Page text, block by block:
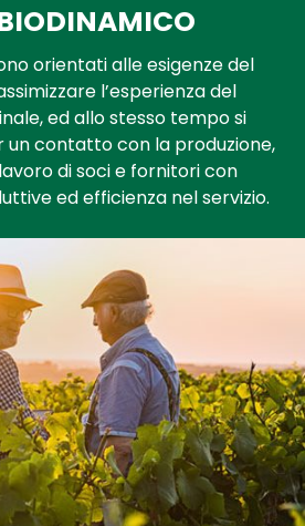
orientati alle esigenze del
l’esperienza del
ed allo stesso tempo si
contatto con la produzione,
di soci e fornitori con
ed efficienza nel servizio.